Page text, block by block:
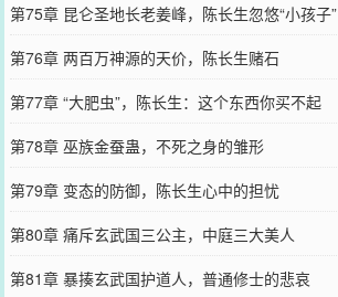
第75章 昆仑圣地长老姜峰，陈长生忽悠“小孩子”
第76章 两百万神源的天价，陈长生赌石
第77章 “大肥虫”，陈长生：这个东西你买不起
第78章 巫族金蚕蛊，不死之身的雏形
第79章 变态的防御，陈长生心中的担忧
第80章 痛斥玄武国三公主，中庭三大美人
第81章 暴揍玄武国护道人，普通修士的悲哀